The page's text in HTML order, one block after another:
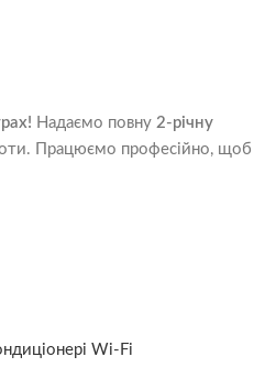
Надаємо повну 2-річну
Працюємо професійно, щоб
Wi-Fi